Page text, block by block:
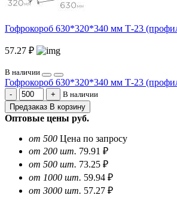
Гофрокороб 630*320*340 мм Т-23
57.27 ₽
В наличии
Гофрокороб 630*320*340 мм Т-23
В наличии
Предзаказ В корзину
Оптовые цены руб.
от 500 Цена по запросу
от 200 шт. 79.91 ₽
от 500 шт. 73.25 ₽
от 1000 шт. 59.94 ₽
от 3000 шт. 57.27 ₽